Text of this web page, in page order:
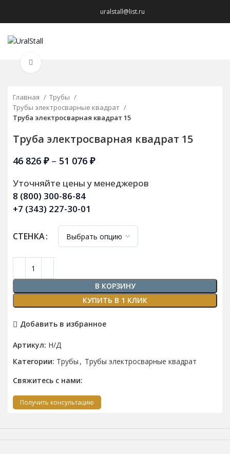
uralstall@list.ru
Главная
Трубы
Трубы электросварные квадрат
Труба электросварная квадрат 15
Труба электросварная квадрат 15
46 826 ₽ – 51 076 ₽
Уточняйте цены у менеджеров
8 (800) 300-86-84
+7 (343) 227-30-01
СТЕНКА
В КОРЗИНУ
КУПИТЬ В 1 КЛИК
Добавить в избранное
Артикул: Н/Д
Категории: Трубы , Трубы электросварные квадрат
Свяжитесь с нами:
Получить консультацию